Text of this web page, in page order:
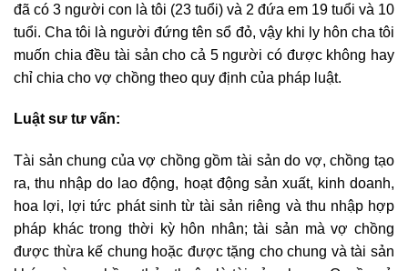
đã có 3 người con là tôi (23 tuổi) và 2 đứa em 19 tuổi và 10
tuổi. Cha tôi là người đứng tên sổ đỏ, vậy khi ly hôn cha tôi
muốn chia đều tài sản cho cả 5 người có được không hay
chỉ chia cho vợ chồng theo quy định của pháp luật.
Luật sư tư vấn:
Tài sản chung của vợ chồng gồm tài sản do vợ, chồng tạo
ra, thu nhập do lao động, hoạt động sản xuất, kinh doanh,
hoa lợi, lợi tức phát sinh từ tài sản riêng và thu nhập hợp
pháp khác trong thời kỳ hôn nhân; tài sản mà vợ chồng
được thừa kế chung hoặc được tặng cho chung và tài sản